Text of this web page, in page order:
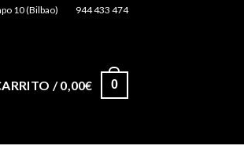
10 (Bilbao) 944 433 474
/0,00€ 0